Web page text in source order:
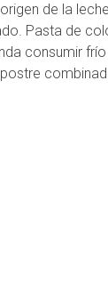
de la
Pasta de
consumir frío